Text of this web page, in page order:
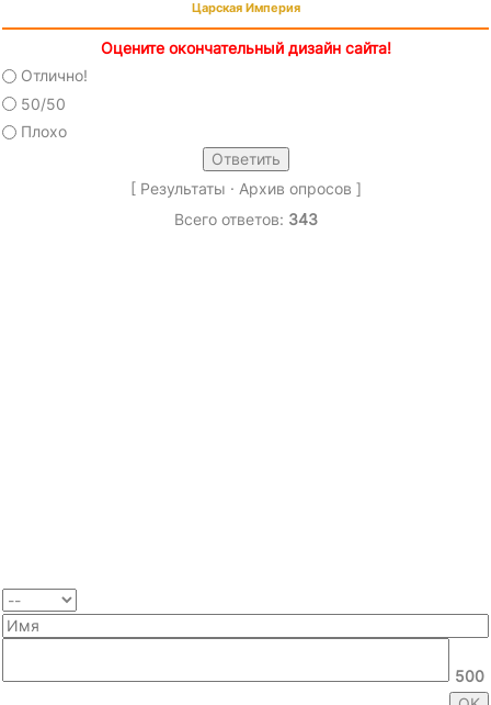
Царская Империя
Оцените окончательный дизайн сайта!
Отлично!
50/50
Плохо
[ Результаты · Архив опросов ]
Всего ответов: 343
500